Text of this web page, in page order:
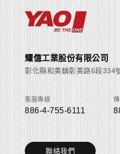
耀億工業股份有限公司
彰化縣和美鎮彰美路6段334
客服專線
886-4-755-6111
聯絡我們